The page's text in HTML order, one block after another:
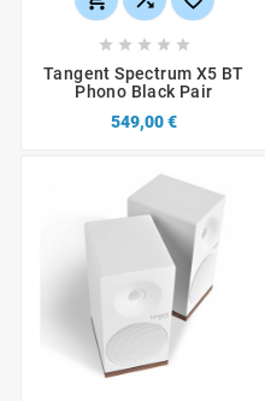
    
Tangent Spectrum X5 BT
Phono Black Pair
549,00 €